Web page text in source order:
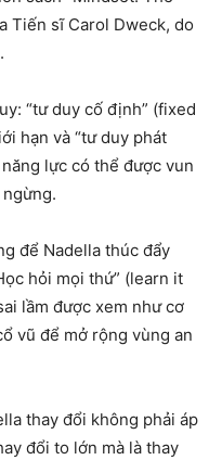
Tiến sĩ Carol Dweck, do
“tư duy cố định” (fixed
hạn và “tư duy phát
lực có thể được vun
để Nadella thúc đẩy
hỏi mọi thứ” (learn it
lầm được xem như cơ
vũ để mở rộng vùng an
thay đổi không phải áp
đổi to lớn mà là thay